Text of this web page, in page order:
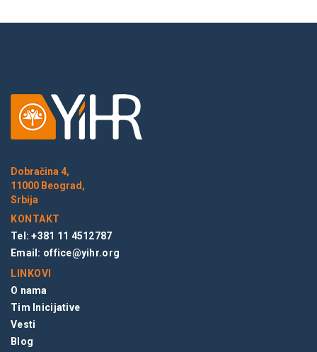
Dobračina 4,
11000 Beograd,
Srbija
KONTAKT
Tel: +381 11 4512787
Email: office@yihr.org
LINKOVI
O nama
Tim Inicijative
Vesti
Blog